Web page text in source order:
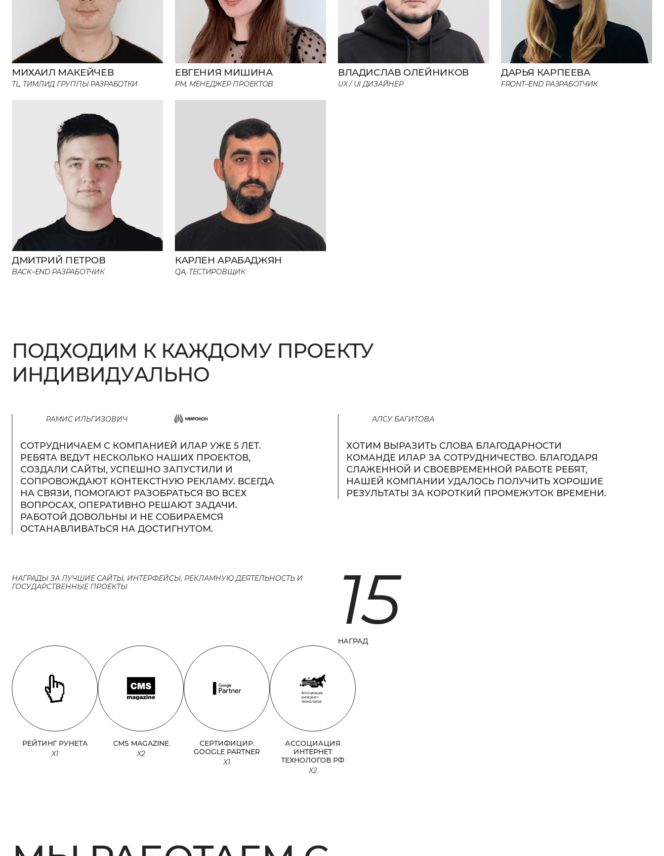
МИХАИЛ МАКЕЙЧЕВ
TL, ТИМЛИД ГРУППЫ РАЗРАБОТКИ
ЕВГЕНИЯ МИШИНА
PM, МЕНЕДЖЕР ПРОЕКТОВ
ВЛАДИСЛАВ ОЛЕЙНИКОВ
UX / UI ДИЗАЙНЕР
ДАРЬЯ КАРПЕЕВА
FRONT–END РАЗРАБОТЧИК
ДМИТРИЙ ПЕТРОВ
BACK–END РАЗРАБОТЧИК
КАРЛЕН АРАБАДЖЯН
QA, ТЕСТИРОВЩИК
ПОДХОДИМ К КАЖДОМУ ПРОЕКТУ
ИНДИВИДУАЛЬНО
РАМИС ИЛЬГИЗОВИЧ
СОТРУДНИЧАЕМ С КОМПАНИЕЙ ИЛАР УЖЕ 5 ЛЕТ.
РЕБЯТА ВЕДУТ НЕСКОЛЬКО НАШИХ ПРОЕКТОВ,
СОЗДАЛИ САЙТЫ, УСПЕШНО ЗАПУСТИЛИ И
СОПРОВОЖДАЮТ КОНТЕКСТНУЮ РЕКЛАМУ. ВСЕГДА
НА СВЯЗИ, ПОМОГАЮТ РАЗОБРАТЬСЯ ВО ВСЕХ
ВОПРОСАХ, ОПЕРАТИВНО РЕШАЮТ ЗАДАЧИ.
РАБОТОЙ ДОВОЛЬНЫ И НЕ СОБИРАЕМСЯ
ОСТАНАВЛИВАТЬСЯ НА ДОСТИГНУТОМ.
АЛСУ БАГИТОВА
ХОТИМ ВЫРАЗИТЬ СЛОВА БЛАГОДАРНОСТИ
КОМАНДЕ ИЛАР ЗА СОТРУДНИЧЕСТВО. БЛАГОДАРЯ
СЛАЖЕННОЙ И СВОЕВРЕМЕННОЙ РАБОТЕ РЕБЯТ,
НАШЕЙ КОМПАНИИ УДАЛОСЬ ПОЛУЧИТЬ ХОРОШИЕ
РЕЗУЛЬТАТЫ ЗА КОРОТКИЙ ПРОМЕЖУТОК ВРЕМЕНИ.
НАГРАДЫ ЗА ЛУЧШИЕ САЙТЫ, ИНТЕРФЕЙСЫ, РЕКЛАМНУЮ ДЕЯТЕЛЬНОСТЬ И
ГОСУДАРСТВЕННЫЕ ПРОЕКТЫ
15
НАГРАД
РЕЙТИНГ РУНЕТА
X1
CMS MAGAZINE
X2
СЕРТИФИЦИР.
GOOGLE PARTNER
X1
АССОЦИАЦИЯ
ИНТЕРНЕТ
ТЕХНОЛОГОВ РФ
X2